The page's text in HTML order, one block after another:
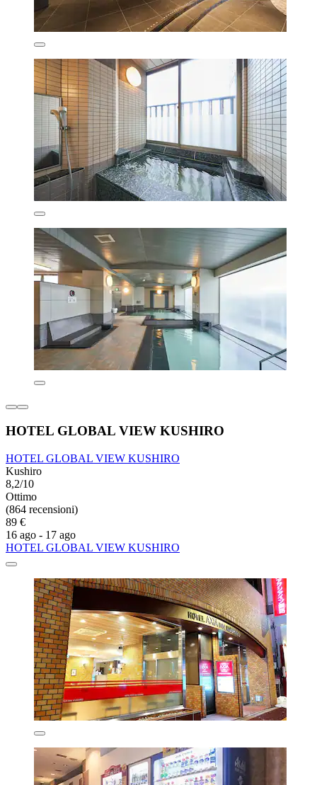
HOTEL GLOBAL VIEW KUSHIRO
HOTEL GLOBAL VIEW KUSHIRO
Kushiro
8,2/10
Ottimo
(864 recensioni)
89 €
16 ago - 17 ago
HOTEL GLOBAL VIEW KUSHIRO